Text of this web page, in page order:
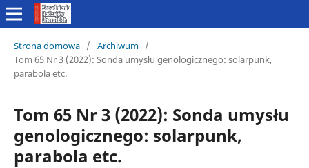
Strona domowa / Archiwum /
Tom 65 Nr 3 (2022): Sonda umysłu genologicznego: solarpunk,
parabola etc.
Tom 65 Nr 3 (2022): Sonda umysłu
genologicznego: solarpunk,
parabola etc.